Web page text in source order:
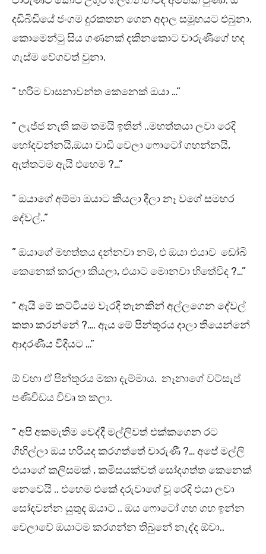
දඩිබිඩියේ ජංගම දුරකතන ගෙන අදාල සමූහයට එබුනා.
කොමෙන්ටු සිය ගණනක් දකිනකොට චාරුණීගේ හද
ගැස්ම වේගවත් වුනා.
” හරිම වාසනාවන්ත කෙනෙක් ඔයා …”
” ලැජ්ජ නැති කම තමයි ඉතින් ..මහත්තයා ලවා රෙදි
හෝදවන්නයි,ඔයා වාඩි වෙලා ෆොටෝ ගහන්නයි,
ඇත්තටම ඇයි එහෙම ?…”
” ඔයාගේ අම්මා ඔයාට කියලා දීලා නෑ වගේ සමහර
දේවල්..”
” ඔයාගේ මහත්තය දන්නවා නම්, එ ඔයා එයාව ඩෝබි
කෙනෙක් කරලා කියලා, එයාට මොනවා හිතේවිද ?…”
” ඇයි මේ කට්ටියම වැරදි තැනකින් අල්ලගෙන දේවල්
කතා කරන්නේ ?…. ඇය මේ පින්තූරය දාලා තියෙන්නේ
ආදරණීය විදියට …”
ඕ වහා ඒ පින්තූරය මකා දැම්මාය. නෑනාගේ වට්සැප්
පණිවිඩය විවෘ ත කලා.
” අපි අකමැතිම වෙද්දී මල්ලිවත් එක්කගෙන රට
ගිහිල්ලා ඔය හරියද කරගත්තේ චාරුණී ?… අපේ මල්ලි
එයාගේ කලිසමක් , කමිසයක්වත් සෝදගත්ත කෙනෙක්
නෙවෙයි .. එහෙම එකේ දරුවාගේ චූ රෙදි එයා ලවා
සෝදවන්න යුතුද ඔයාට .. ඔය ෆොටෝ ගහ ගහ ඉන්න
වෙලාවේ ඔයාටම කරගන්න තිබුනේ නැද්ද ඕවා..